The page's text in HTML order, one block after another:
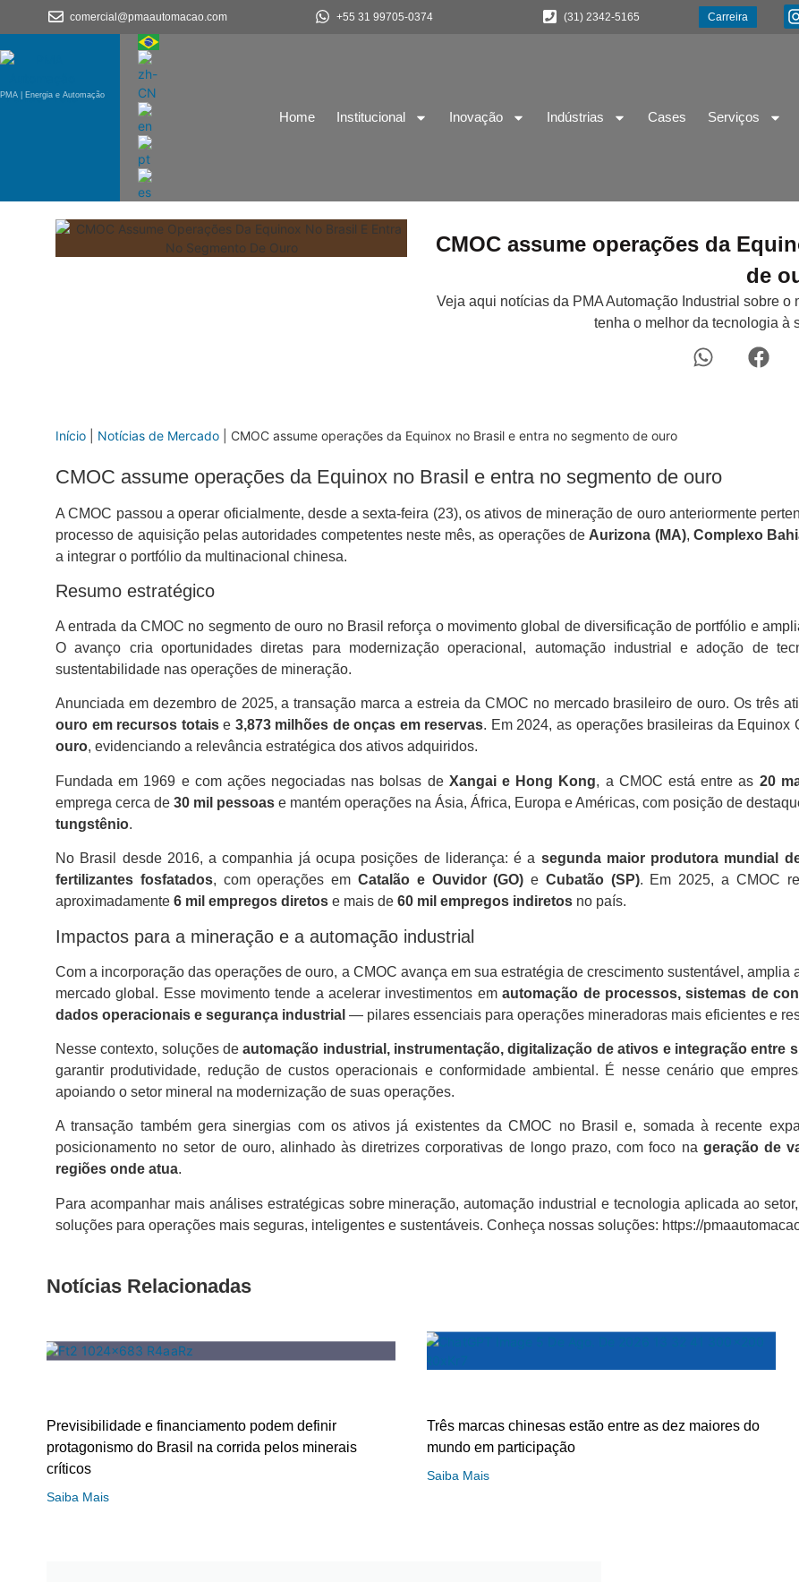
comercial@pmaautomacao.com +55 31 99705-0374 (31) 2342-5165 Carreira
PMA | Energia e Automação
Home Institucional Inovação Indústrias Cases Serviços
CMOC assume operações da
de
Veja aqui notícias da PMA Automação Industrial sobre
tenha o melhor da tecnologia à
Início Notícias de Mercado CMOC assume operações da Equinox no Brasil e entra no segmento de ouro
CMOC assume operações da Equinox no Brasil e entra no segmento de ouro
A CMOC passou a operar oficialmente, desde a sexta-feira (23), os ativos de mineração de ouro anteriormente
processo de aquisição pelas autoridades competentes neste mês, as operações de Aurizona (MA), Complexo
a integrar o portfólio da multinacional chinesa.
Resumo estratégico
A entrada da CMOC no segmento de ouro no Brasil reforça o movimento global de diversificação de portfólio e
O avanço cria oportunidades diretas para modernização operacional, automação industrial e adoção de
sustentabilidade nas operações de mineração.
Anunciada em dezembro de 2025, a transação marca a estreia da CMOC no mercado brasileiro de ouro. Os três
ouro em recursos totaise 3,873 milhões de onças em reservas. Em 2024, as operações brasileiras da
ouro, evidenciando a relevância estratégica dos ativos adquiridos.
Fundada em 1969 e com ações negociadas nas bolsas de Xangai e Hong Kong, a CMOC está entre as 20
emprega cerca de 30 mil pessoas e mantém operações na Ásia, África, Europa e Américas, com posição de
tungstênio.
No Brasil desde 2016, a companhia já ocupa posições de liderança: é a segunda maior produtora mundial
fertilizantes fosfatados, com operações em Catalão e Ouvidor (GO) e Cubatão (SP). Em 2025, a CMOC
aproximadamente 6 mil empregos diretos e mais de 60 mil empregos indiretos no país.
Impactos para a mineração e a automação industrial
Com a incorporação das operações de ouro, a CMOC avança em sua estratégia de crescimento sustentável,
mercado global. Esse movimento tende a acelerar investimentos emautomação de processos, sistemas de
dados operacionais e segurança industrial — pilares essenciais para operações mineradoras mais eficientes e
Nesse contexto, soluções deautomação industrial, instrumentação, digitalização de ativos e integração entre
garantir produtividade, redução de custos operacionais e conformidade ambiental. É nesse cenário que
apoiando o setor mineral na modernização de suas operações.
A transação também gera sinergias com os ativos já existentes da CMOC no Brasil e, somada à recente
posicionamento no setor de ouro, alinhado às diretrizes corporativas de longo prazo, com foco na geração de
regiões onde atua.
Para acompanhar mais análises estratégicas sobre mineração, automação industrial e tecnologia aplicada ao
soluções para operações mais seguras, inteligentes e sustentáveis. Conheça nossas soluções: https://
Notícias Relacionadas
Previsibilidade e financiamento podem definir
protagonismo do Brasil na corrida pelos minerais
críticos
Saiba Mais
Três marcas chinesas estão entre as dez maiores do
mundo em participação
Saiba Mais